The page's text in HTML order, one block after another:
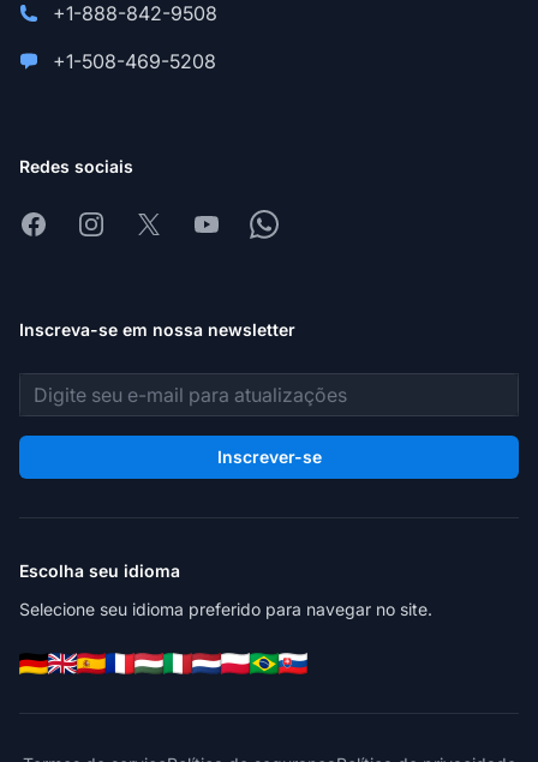
+1-888-842-9508
+1-508-469-5208
Redes sociais
FacebookInstagram
X YoutubeWhatsapp
Inscreva-se em nossa newsletter
Endereço de e-mail
Inscrever-se
Escolha seu idioma
Selecione seu idioma preferido para navegar no site.